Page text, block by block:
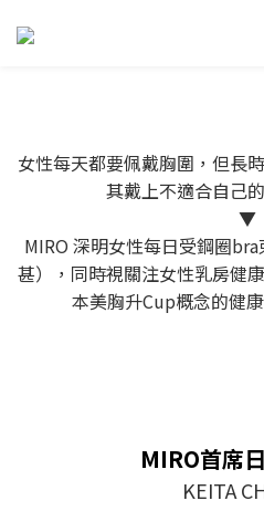
女性每天都要佩戴胸圍，但長
其戴上不適合自己
▼
MIRO 深明女性每日受鋼圈
甚），同時視關注女性乳房健
本美胸升Cup概念的健
MIRO首席
KEITA